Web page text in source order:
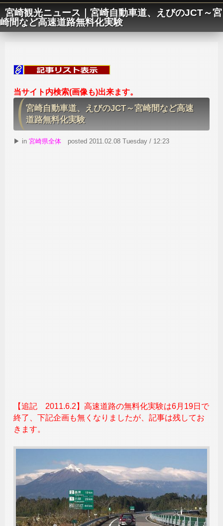
宮崎観光ニュース｜宮崎自動車道、えびのJCT～宮
崎間など高速道路無料化実験
当サイト内検索(画像も)出来ます。
宮崎自動車道、えびのJCT～宮崎間など高速
道路無料化実験
▶ in宮崎県全体 posted 2011.02.08 Tuesday / 12:23
【追記 2011.6.2】高速道路の無料化実験は6月19日で
終了、下記企画も無くなりましたが、記事は残してお
きます。